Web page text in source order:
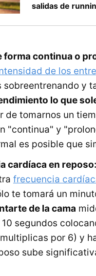
salidas de
forma continua o
de los
sobreentrenando y
lo que
de tomarnos un
"continua" y
es posible que
cardíaca en reposo:
frecuencia
te tomará un
de la cama
segundos
por 6) y
sube